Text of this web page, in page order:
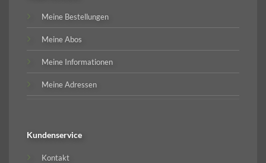
Meine Bestellungen
Meine Abos
Meine Informationen
Meine Adressen
Kundenservice
Kontakt